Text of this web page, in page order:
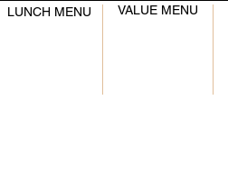
LUNCH MENU VALUE MENU